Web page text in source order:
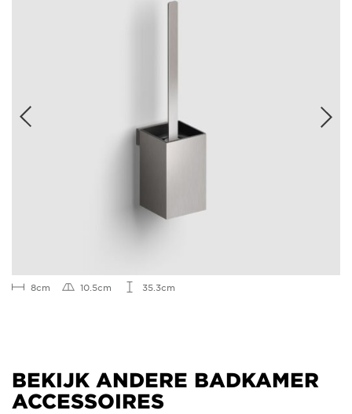
8cm 10.5cm 35.3cm
BEKIJK ANDERE BADKAMER
ACCESSOIRES